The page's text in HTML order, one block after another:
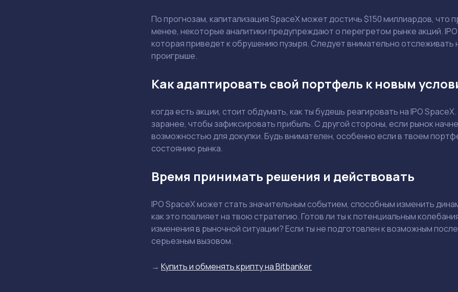
По прогнозам, капитализация SpaceX может достичь $150 миллиардов, что
менее, некоторые аналитики предупреждают о перегретом рынке акций.
которая приведет к обрушению пузыря. Следует внимательно отслеживать
проигрыше.
Как адаптировать свой портфель к новым
когда есть акции, стоит обдумать, как ты будешь реагировать на IPO
заранее, чтобы зафиксировать прибыль. С другой стороны, если рынок
возможностью для докупки. Будь внимателен, особенно если в твоем
состоянию рынка.
Время принимать решения и действовать
IPO SpaceX может стать значительным событием, способным изменить
как это повлияет на твою стратегию. Готов ли ты к потенциальным
изменения в рыночной ситуации? Если ты не подготовлен к возможным
серьезным вызовом.
→ Купить и обменять крипту на Bitbanker
почту
Даю согласие на обработку персональных данных
Отправить вопрос